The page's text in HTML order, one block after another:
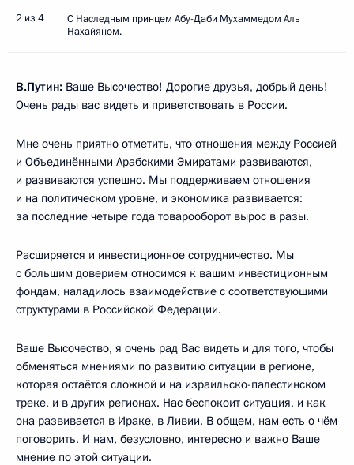
2 из 4
С Наследным принцем Абу-Даби Мухаммедом Аль
Нахайяном.
В.Путин: Ваше Высочество! Дорогие друзья, добрый день!
Очень рады вас видеть и приветствовать в России.
Мне очень приятно отметить, что отношения между Россией
и Объединёнными Арабскими Эмиратами развиваются,
и развиваются успешно. Мы поддерживаем отношения
и на политическом уровне, и экономика развивается:
за последние четыре года товарооборот вырос в разы.
Расширяется и инвестиционное сотрудничество. Мы
с большим доверием относимся к вашим инвестиционным
фондам, наладилось взаимодействие с соответствующими
структурами в Российской Федерации.
Ваше Высочество, я очень рад Вас видеть и для того, чтобы
обменяться мнениями по развитию ситуации в регионе,
которая остаётся сложной и на израильско-палестинском
треке, и в других регионах. Нас беспокоит ситуация, и как
она развивается в Ираке, в Ливии. В общем, нам есть о чём
поговорить. И нам, безусловно, интересно и важно Ваше
мнение по этой ситуации.